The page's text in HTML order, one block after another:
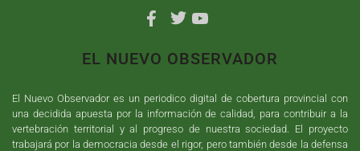
EL NUEVO OBSERVADOR
El Nuevo Observador es un periodico digital de cobertura provincial con
una decidida apuesta por la información de calidad, para contribuir a la
vertebración territorial y al progreso de nuestra sociedad. El proyecto
trabajará por la democracia desde el rigor, pero también desde la defensa